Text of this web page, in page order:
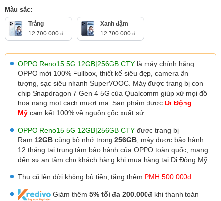
Màu sắc:
Trắng
12.790.000 đ
Xanh đậm
12.790.000 đ
OPPO Reno15 5G 12GB|256GB CTY là máy chính hãng
OPPO mới 100% Fullbox, thiết kế siêu đẹp, camera ấn
tượng, sạc siêu nhanh SuperVOOC. Máy được trang bị con
chip Snapdragon 7 Gen 4 5G của Qualcomm giúp xử mọi đồ
họa nặng một cách mượt mà. Sản phẩm được Di Động
Mỹ cam kết 100% về nguồn gốc xuất sứ.
OPPO Reno15 5G 12GB|256GB CTY được trang bị
Ram 12GB cùng bộ nhớ trong 256GB , máy được bảo hành
12 tháng tại trung tâm bảo hành của OPPO toàn quốc, mang
đến sự an tâm cho khách hàng khi mua hàng tại Di Động Mỹ
Thu cũ lên đời không bù tiền, tặng thêm PMH 500.000đ
Giảm thêm 5% tối đa 200.000đ khi thanh toán